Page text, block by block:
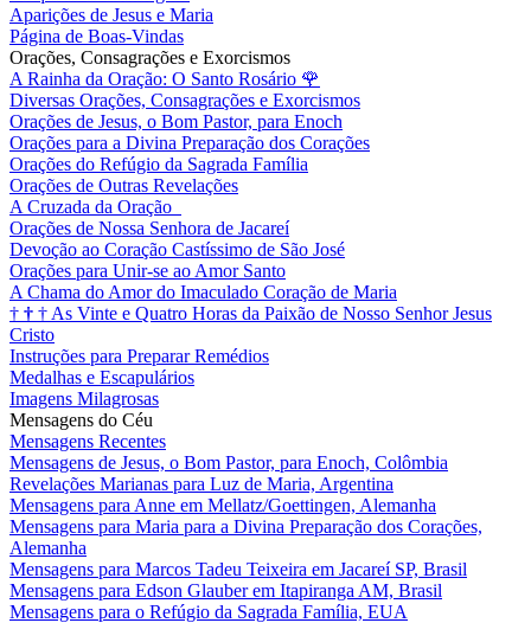
Aparições de Jesus e Maria
Página de Boas-Vindas
Orações, Consagrações e Exorcismos
A Rainha da Oração: O Santo Rosário 🌹
Diversas Orações, Consagrações e Exorcismos
Orações de Jesus, o Bom Pastor, para Enoch
Orações para a Divina Preparação dos Corações
Orações do Refúgio da Sagrada Família
Orações de Outras Revelações
A Cruzada da Oração
Orações de Nossa Senhora de Jacareí
Devoção ao Coração Castíssimo de São José
Orações para Unir-se ao Amor Santo
A Chama do Amor do Imaculado Coração de Maria
† † † As Vinte e Quatro Horas da Paixão de Nosso Senhor Jesus
Cristo
Instruções para Preparar Remédios
Medalhas e Escapulários
Imagens Milagrosas
Mensagens do Céu
Mensagens Recentes
Mensagens de Jesus, o Bom Pastor, para Enoch, Colômbia
Revelações Marianas para Luz de Maria, Argentina
Mensagens para Anne em Mellatz/Goettingen, Alemanha
Mensagens para Maria para a Divina Preparação dos Corações,
Alemanha
Mensagens para Marcos Tadeu Teixeira em Jacareí SP, Brasil
Mensagens para Edson Glauber em Itapiranga AM, Brasil
Mensagens para o Refúgio da Sagrada Família, EUA